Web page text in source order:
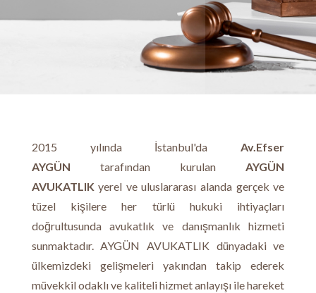
2015 yılında İstanbul'daAv.Efser
AYGÜN tarafından kurulanAYGÜN
AVUKATLIK yerel ve uluslararası alanda gerçek ve
tüzel kişilere her türlü hukuki ihtiyaçları
doğrultusunda avukatlık ve danışmanlık hizmeti
sunmaktadır. AYGÜN AVUKATLIK dünyadaki ve
ülkemizdeki gelişmeleri yakından takip ederek
müvekkil odaklı ve kaliteli hizmet anlayışı ile hareket